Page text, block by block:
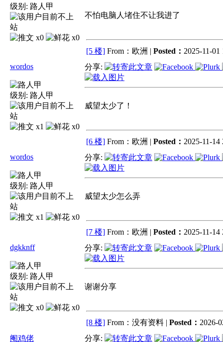
级别: 路人甲
x0 x0
不怕电脑人堵住不让我进了
[5 楼] From：欧洲 | Posted： 2025-11-01
wordos
级别: 路人甲
x1 x0
分享:
威望太少了！
[6 楼] From：欧洲 | Posted： 2025-11-14
wordos
级别: 路人甲
x1 x0
分享:
威望太少怎么弄
[7 楼] From：欧洲 | Posted： 2025-11-14
dgkknff
级别: 路人甲
x0 x0
分享:
谢谢分享
[8 楼] From：没有资料 | Posted： 2026-
阉鸡佬
分享: